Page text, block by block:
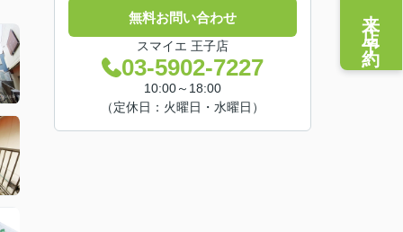
無料お問い合わせ
スマイエ 王子店
03-5902-7227
10:00～18:00
（定休日：火曜日・水曜日）
来店予約